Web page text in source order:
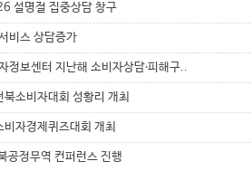
설명절 집중상담 창구
비스 상담증가
정보센터 지난해 소비자상담‧피해구..
소비자대회 성황리 개최
자경제퀴즈대회 개최
공정무역 컨퍼런스 진행